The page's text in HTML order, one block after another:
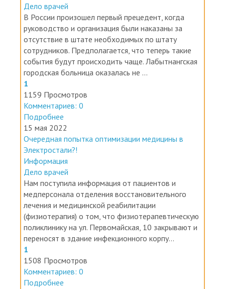
В России произошел первый прецедент, когда
руководство и организация были наказаны за
отсутствие в штате необходимых по штату
сотрудников. Предполагается, что теперь такие
события будут происходить чаще. Лабытнангская
городская больница оказалась не ...
1
1159 Просмотров
Комментариев: 0
Подробнее
15 мая 2022
Очередная попытка оптимизации медицины в
Электростали?!
Информация
Дело врачей
Нам поступила информация от пациентов и
медперсонала отделения восстановительного
лечения и медицинской реабилитации
(физиотерапия) о том, что физиотерапевтическую
поликлинику на ул. Первомайская, 10 закрывают и
переносят в здание инфекционного корпу...
1
1508 Просмотров
Комментариев: 0
Подробнее
12 февраля 2022